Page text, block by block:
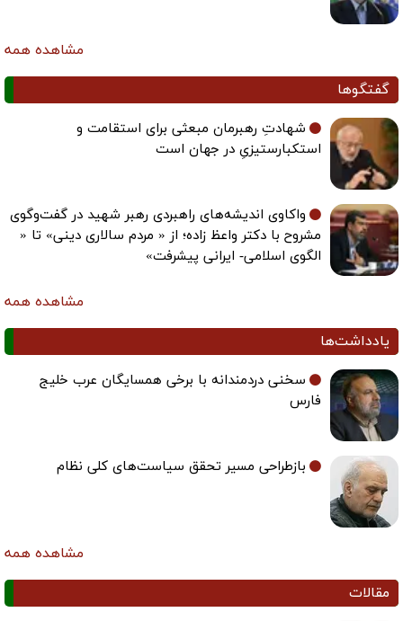
مشاهده همه
گفتگوها
شهادتِ رهبرمان مبعثی برای استقامت و
استکبارستیزیِ در جهان است
واکاوی اندیشه‌های راهبردی رهبر شهید در گفت‌وگوی
مشروح با دکتر واعظ زاده؛ از « مردم سالاری دینی» تا «
الگوی اسلامی- ایرانی پیشرفت»
مشاهده همه
یادداشت‌ها
سخنی دردمندانه با برخی همسایگان عرب خلیج
فارس
بازطراحی مسیر تحقق سیاست‌های کلی نظام
مشاهده همه
مقالات